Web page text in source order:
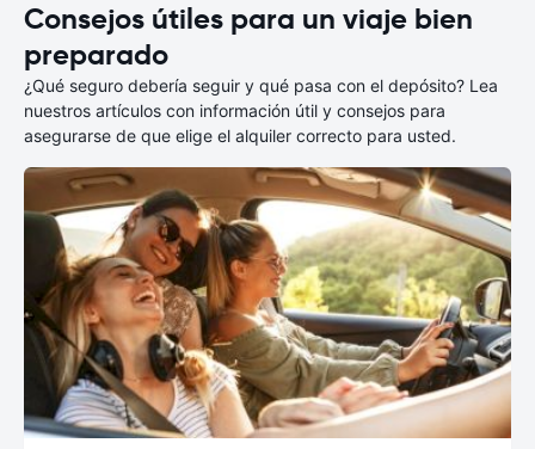
Consejos útiles para un viaje bien
preparado
¿Qué seguro debería seguir y qué pasa con el depósito? Lea
nuestros artículos con información útil y consejos para
asegurarse de que elige el alquiler correcto para usted.